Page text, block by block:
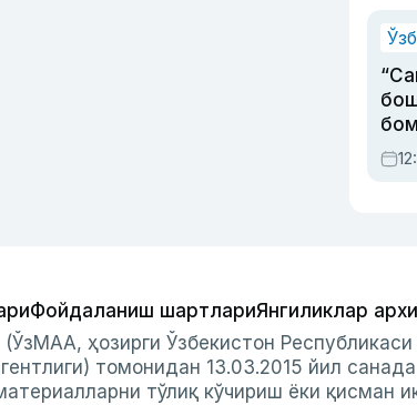
Фойдаланиш шартлариЯнгиликлар
ҳозирги Ўзбекистон
томонидан 13.03.2015 йил
тўлиқ кўчириш ёки қисман